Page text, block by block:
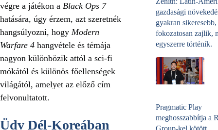
végre a játékon a Black Ops 7
hatására, úgy érzem, azt szeretnék
hangsúlyozni, hogy Modern
Warfare 4 hangvétele és témája
nagyon különbözik attól a sci‑fi
mókától és különös főellenségek
világától, amelyet az előző cím
felvonultatott.
Üdv Dél-Koreában
gazdasági
gyakran sikeresebb,
fokozatosan zajlik,
egyszerre történik.
Pragmatic Play
meghosszabbítja a
Group-kel kötött